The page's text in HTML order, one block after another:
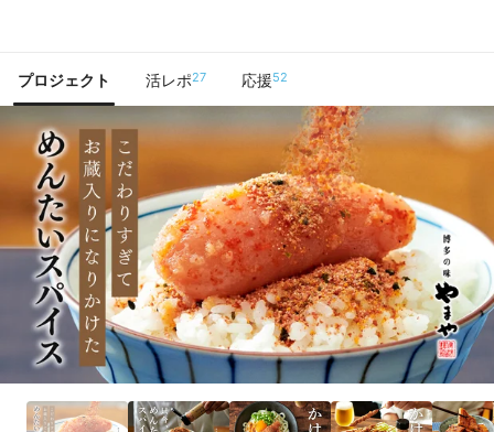
プロジェクト 活レポ27 応援52